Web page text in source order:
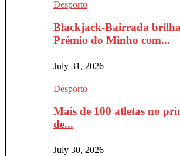
Desporto
Blackjack-Bairrada
Prémio do Minho com...
July 31, 2026
Desporto
Mais de 100 atletas no
de...
July 30, 2026